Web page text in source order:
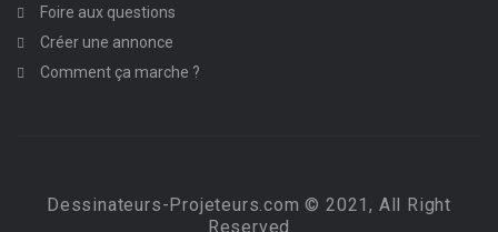
Foire aux questions
Créer une annonce
Comment ça marche ?
Dessinateurs-Projeteurs.com © 2021, All Right
Reserved